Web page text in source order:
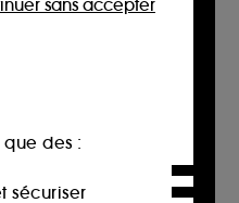
80,00€
des :
sécuriser
sans accepter